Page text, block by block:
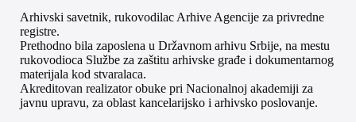
Arhivski savetnik, rukovodilac Arhive Agencije za privredne
registre.
Prethodno bila zaposlena u Državnom arhivu Srbije, na mestu
rukovodioca Službe za zaštitu arhivske građe i dokumentarnog
materijala kod stvaralaca.
Akreditovan realizator obuke pri Nacionalnoj akademiji za
javnu upravu, za oblast kancelarijsko i arhivsko poslovanje.